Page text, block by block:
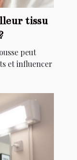
tissu
peut
et influencer